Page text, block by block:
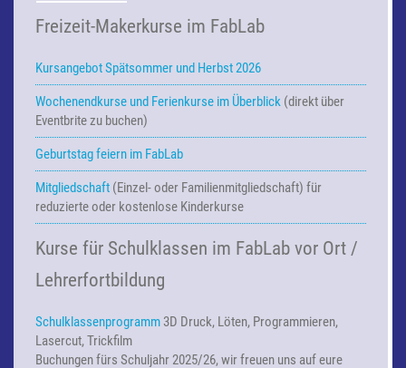
Freizeit-Makerkurse im FabLab
Kursangebot Spätsommer und Herbst 2026
Wochenendkurse und Ferienkurse im Überblick (direkt über
Eventbrite zu buchen)
Geburtstag feiern im FabLab
Mitgliedschaft (Einzel- oder Familienmitgliedschaft) für
reduzierte oder kostenlose Kinderkurse
Kurse für Schulklassen im FabLab vor Ort /
Lehrerfortbildung
Schulklassenprogramm3D Druck, Löten, Programmieren,
Lasercut, Trickfilm
Buchungen fürs Schuljahr 2025/26, wir freuen uns auf eure